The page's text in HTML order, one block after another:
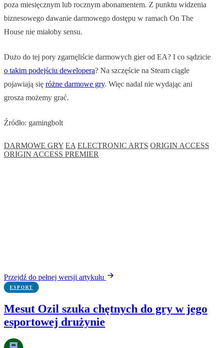
poza miesięcznym lub rocznym abonamentem. Z punktu widzenia
biznesowego dawanie darmowego dostępu w ramach On The
House nie miałoby sensu.
Dużo do tej pory zgarnęliście darmowych gier od EA? I co sądzicie
o takim podejściu dewelopera? Na szczęście na Steam ciągle
pojawiają się różne darmowe gry. Więc nadal nie wydając ani
grosza możemy grać.
Źródło: gamingbolt
DARMOWE GRY EA ELECTRONIC ARTS ORIGIN ACCESS
ORIGIN ACCESS PREMIER
Przejdź do pełnej wersji artykułu
ESPORT
Mesut Ozil szuka chętnych do gry w jego
esportowej drużynie